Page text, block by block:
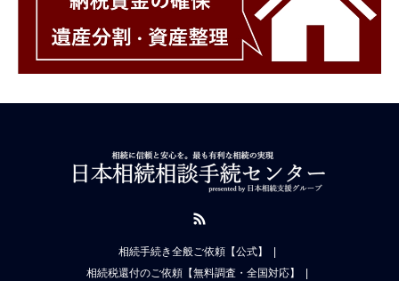
相続手続き全般ご依頼【公式】
相続税還付のご依頼【無料調査・全国対応】